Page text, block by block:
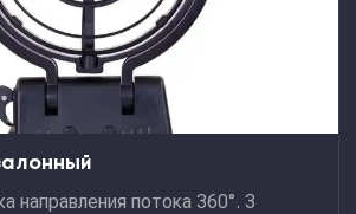
направления потока 360°. 3